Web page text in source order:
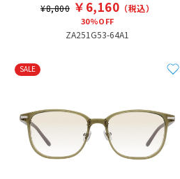
¥8,800 ￥6,160 （税込）
30%OFF
ZA251G53-64A1
SALE